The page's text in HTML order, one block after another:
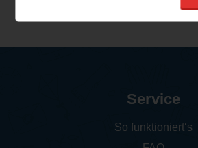
Service
So funktioniert‘s